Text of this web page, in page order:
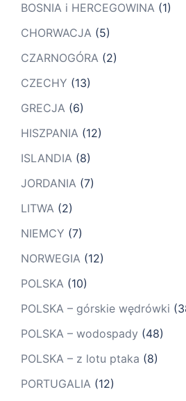
BOSNIA i HERCEGOWINA (1)
CHORWACJA (5)
CZARNOGÓRA (2)
CZECHY (13)
GRECJA (6)
HISZPANIA (12)
ISLANDIA (8)
JORDANIA (7)
LITWA (2)
NIEMCY (7)
NORWEGIA (12)
POLSKA (10)
POLSKA – górskie wędrówki
POLSKA – wodospady (48)
POLSKA – z lotu ptaka (8)
PORTUGALIA (12)